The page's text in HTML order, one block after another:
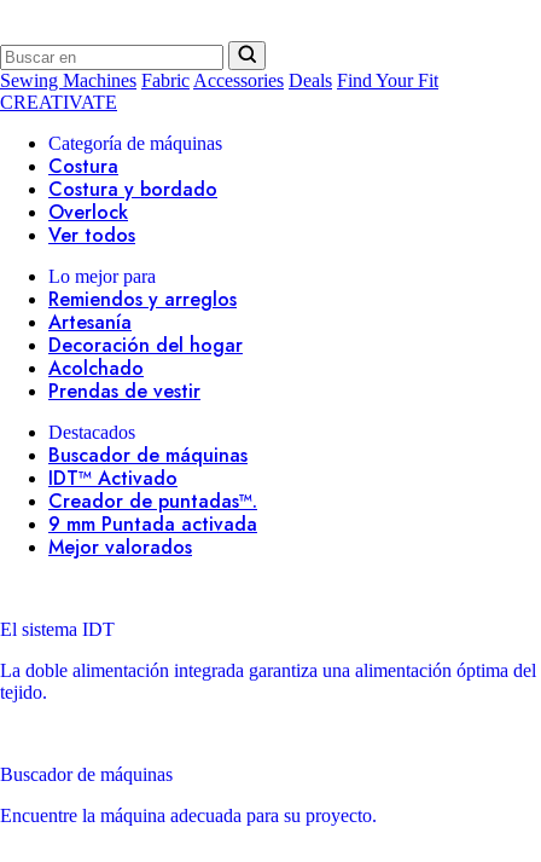
Sewing Machines Fabric Accessories Deals Find Your Fit
CREATIVATE
Categoría de máquinas
Costura
Costura y bordado
Overlock
Ver todos
Lo mejor para
Remiendos y arreglos
Artesanía
Decoración del hogar
Acolchado
Prendas de vestir
Destacados
Buscador de máquinas
IDT™ Activado
Creador de puntadas™.
9 mm Puntada activada
Mejor valorados
El sistema IDT
La doble alimentación integrada garantiza una alimentación óptima del
tejido.
Buscador de máquinas
Encuentre la máquina adecuada para su proyecto.